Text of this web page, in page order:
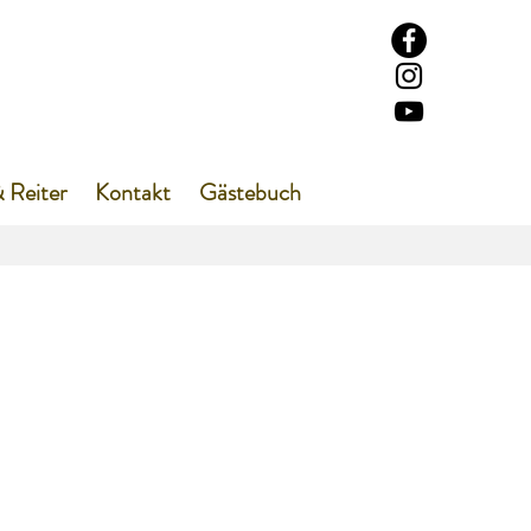
Reiter Kontakt Gästebuch